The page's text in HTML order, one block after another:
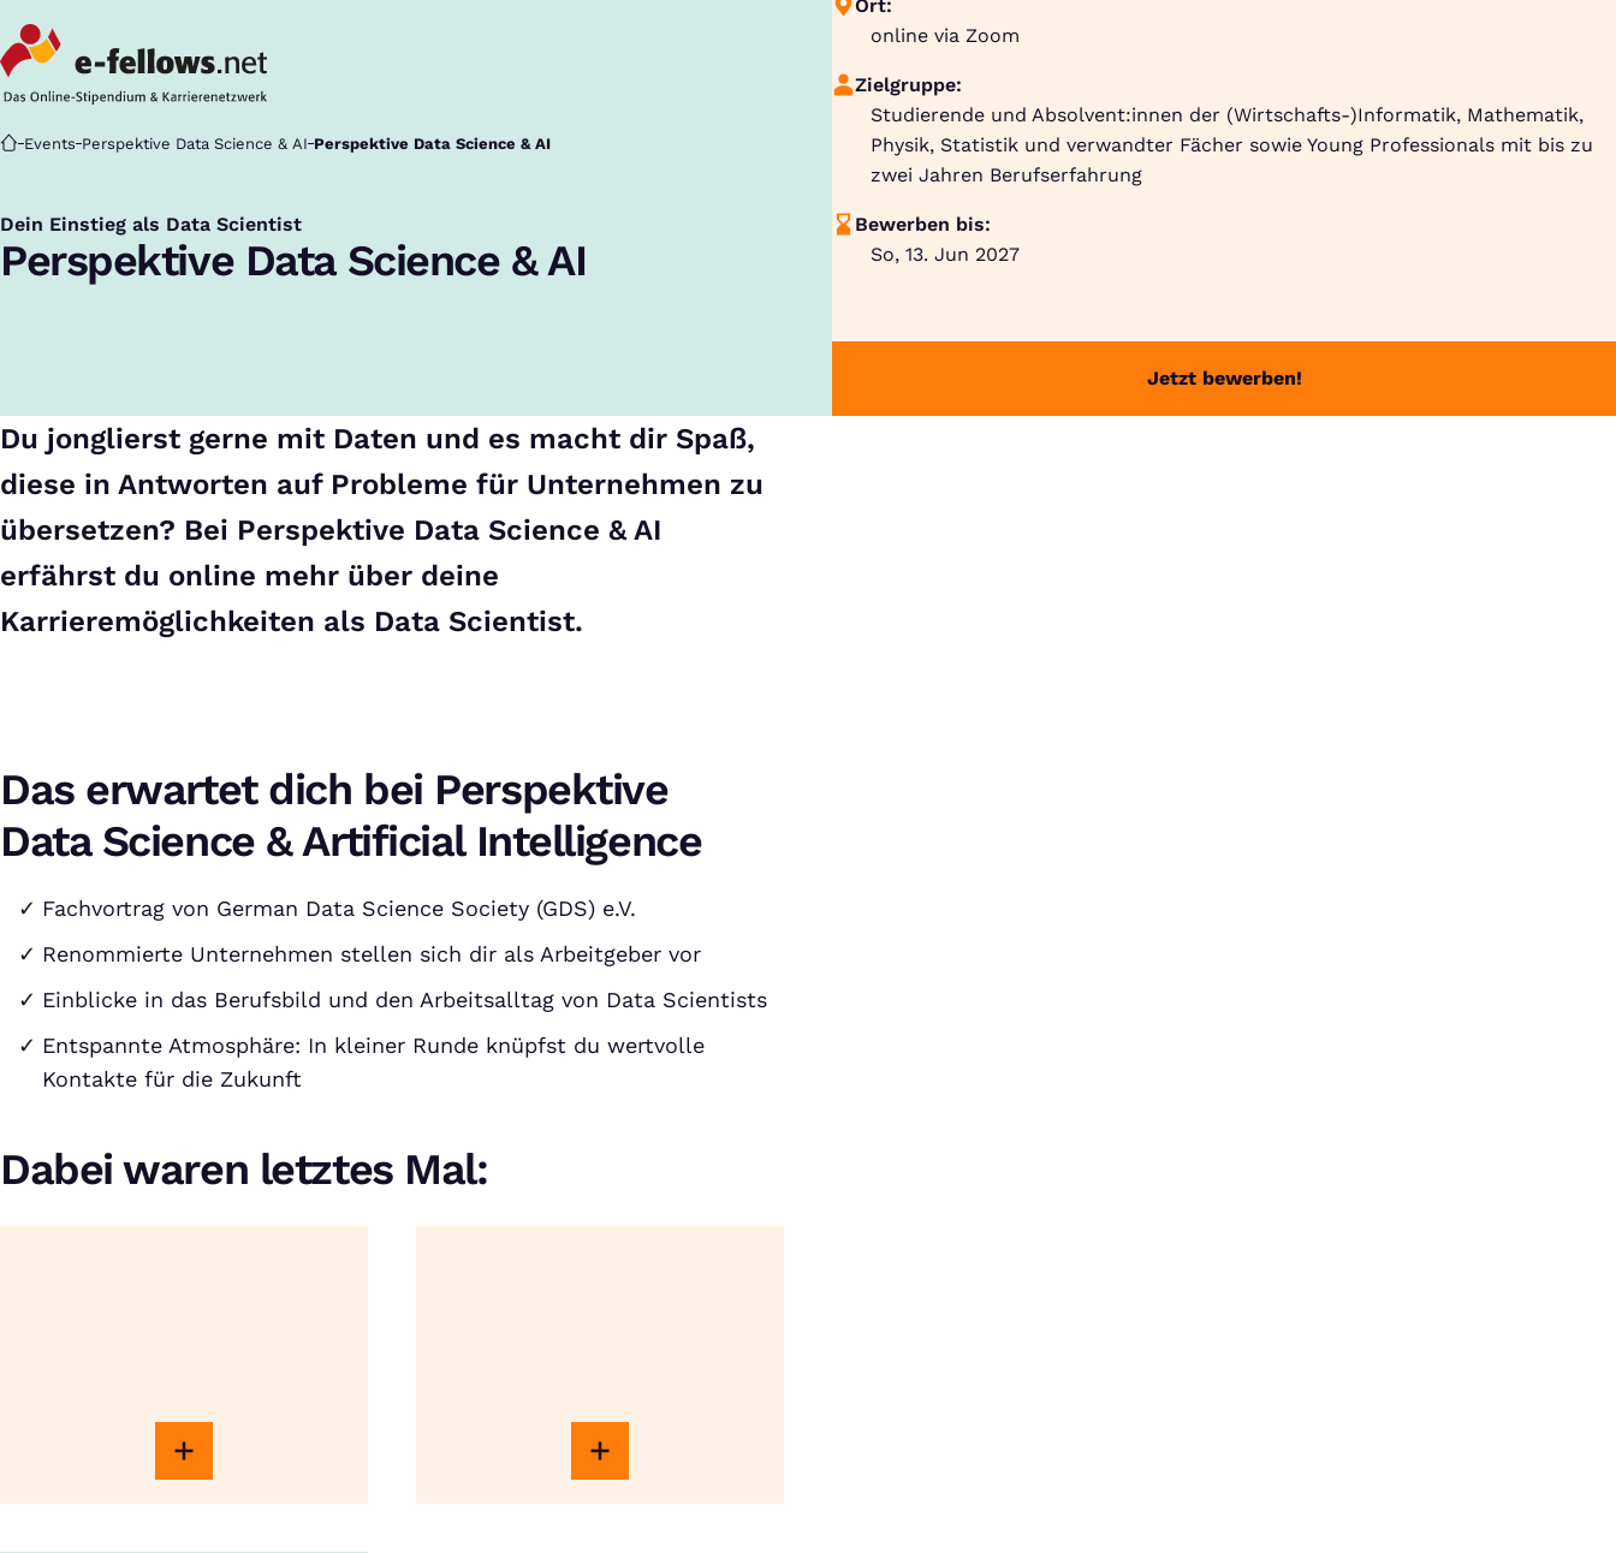
Startseite
Events Perspektive Data Science & AI Perspektive Data Science & AI
Dein Einstieg als Data Scientist
:
Perspektive Data Science & AI
Ort:
online via Zoom
Zielgruppe:
Studierende und Absolvent:innen der (Wirtschafts-)Informatik, Mathematik,
Physik, Statistik und verwandter Fächer sowie Young Professionals mit bis zu
zwei Jahren Berufserfahrung
Bewerben bis:
So, 13. Jun 2027
Jetzt bewerben!
Du jonglierst gerne mit Daten und es macht dir Spaß,
diese in Antworten auf Probleme für Unternehmen zu
übersetzen? Bei Perspektive Data Science & AI
erfährst du online mehr über deine
Karrieremöglichkeiten als Data Scientist.
Das erwartet dich bei Perspektive
Data Science & Artificial Intelligence
Fachvortrag von German Data Science Society (GDS) e.V.
Renommierte Unternehmen stellen sich dir als Arbeitgeber vor
Einblicke in das Berufsbild und den Arbeitsalltag von Data Scientists
Entspannte Atmosphäre: In kleiner Runde knüpfst du wertvolle
Kontakte für die Zukunft
Dabei waren letztes Mal: